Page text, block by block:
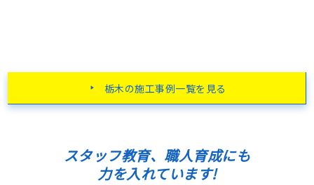
栃木の施工事例一覧を見る
スタッフ教育、職人育成にも
力を入れています!